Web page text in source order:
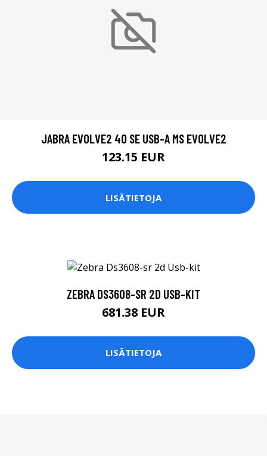
JABRA EVOLVE2 40 SE USB-A MS EVOLVE2
123.15 EUR
LISÄTIETOJA
ZEBRA DS3608-SR 2D USB-KIT
681.38 EUR
LISÄTIETOJA